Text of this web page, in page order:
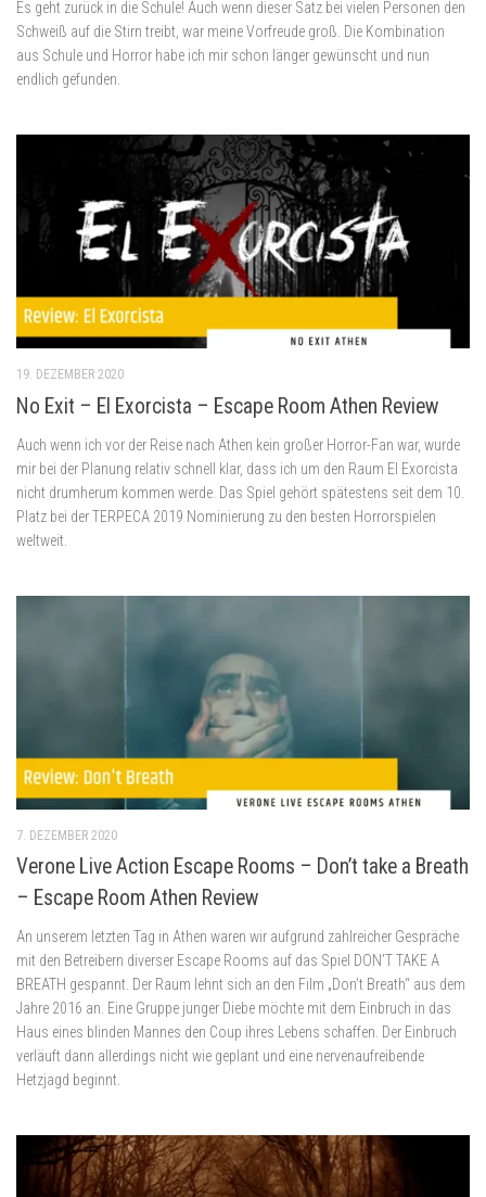
Es geht zurück in die Schule! Auch wenn dieser Satz bei vielen Personen den
Schweiß auf die Stirn treibt, war meine Vorfreude groß. Die Kombination
aus Schule und Horror habe ich mir schon länger gewünscht und nun
endlich gefunden.
19. DEZEMBER 2020
No Exit – El Exorcista – Escape Room Athen Review
Auch wenn ich vor der Reise nach Athen kein großer Horror-Fan war, wurde
mir bei der Planung relativ schnell klar, dass ich um den Raum El Exorcista
nicht drumherum kommen werde. Das Spiel gehört spätestens seit dem 10.
Platz bei der TERPECA 2019 Nominierung zu den besten Horrorspielen
weltweit.
7. DEZEMBER 2020
Verone Live Action Escape Rooms – Don’t take a Breath
– Escape Room Athen Review
An unserem letzten Tag in Athen waren wir aufgrund zahlreicher Gespräche
mit den Betreibern diverser Escape Rooms auf das Spiel DON’T TAKE A
BREATH gespannt. Der Raum lehnt sich an den Film „Don’t Breath“ aus dem
Jahre 2016 an. Eine Gruppe junger Diebe möchte mit dem Einbruch in das
Haus eines blinden Mannes den Coup ihres Lebens schaffen. Der Einbruch
verläuft dann allerdings nicht wie geplant und eine nervenaufreibende
Hetzjagd beginnt.